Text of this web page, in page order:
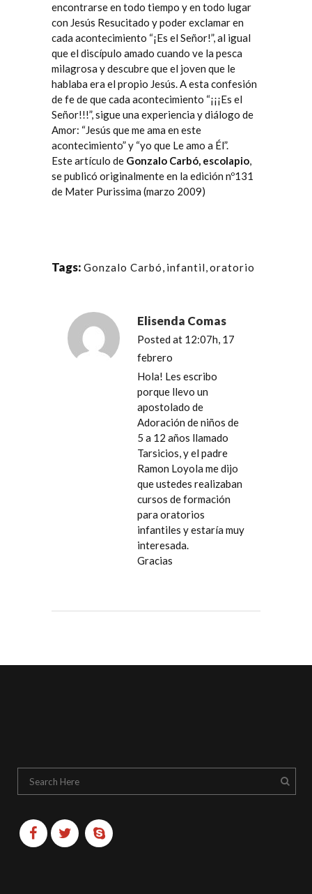
encontrarse en todo tiempo y en todo lugar
con Jesús Resucitado y poder exclamar en
cada acontecimiento “¡Es el Señor!”, al igual
que el discípulo amado cuando ve la pesca
milagrosa y descubre que el joven que le
hablaba era el propio Jesús. A esta confesión
de fe de que cada acontecimiento “¡¡¡Es el
Señor!!!”, sigue una experiencia y diálogo de
Amor: “Jesús que me ama en este
acontecimiento” y “yo que Le amo a Él”.
Este artículo de Gonzalo Carbó, escolapio,
se publicó originalmente en la edición nº131
de Mater Purissima (marzo 2009)
Tags: Gonzalo Carbó, infantil,oratorio
Elisenda Comas
Posted at 12:07h, 17
febrero
Hola! Les escribo
porque llevo un
apostolado de
Adoración de niños de
5 a 12 años llamado
Tarsicios, y el padre
Ramon Loyola me dijo
que ustedes realizaban
cursos de formación
para oratorios
infantiles y estaría muy
interesada.
Gracias